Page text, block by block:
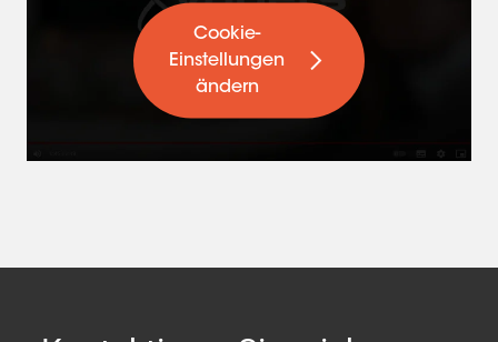
Cookie-
Einstellungen
ändern